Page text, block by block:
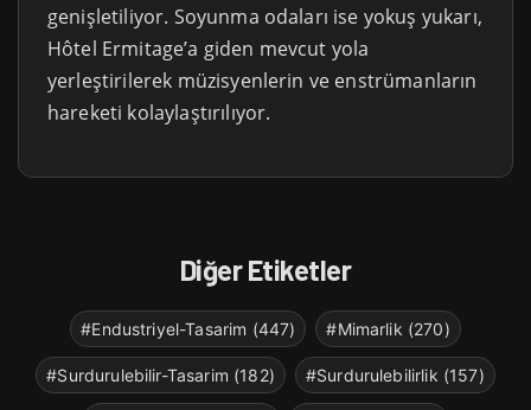
genişletiliyor. Soyunma odaları ise yokuş yukarı,
Hôtel Ermitage’a giden mevcut yola
yerleştirilerek müzisyenlerin ve enstrümanların
hareketi kolaylaştırılıyor.
Diğer Etiketler
#Endustriyel-Tasarim (447) #Mimarlik (270)
#Surdurulebilir-Tasarim (182) #Surdurulebilirlik (157)